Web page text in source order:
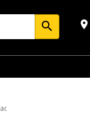
search place
de traba